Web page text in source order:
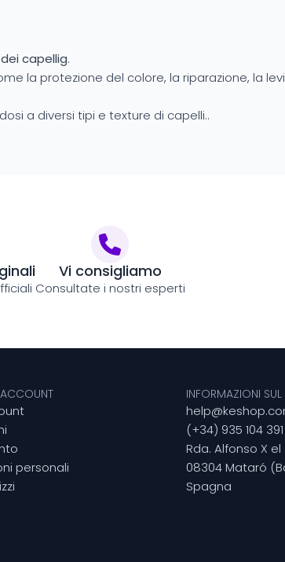
capellig.
la protezione del colore, la riparazione, la
a diversi tipi e texture di capelli..
Vi consigliamo
Consultate i nostri esperti
personali
INFORMAZIONI
(+34) 935 104 391
Rda. Alfonso X el
08304 Mataró
Spagna